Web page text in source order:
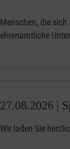
Menschen, die sich
ehrenamtliche
27.08.2026 |
Wir laden Sie